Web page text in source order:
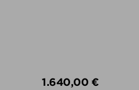
Verkaufspreis
1.640,00 €